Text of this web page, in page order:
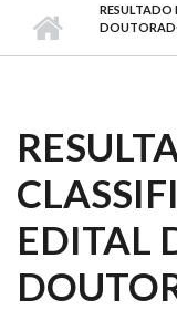
RESULTADO
EDITAL